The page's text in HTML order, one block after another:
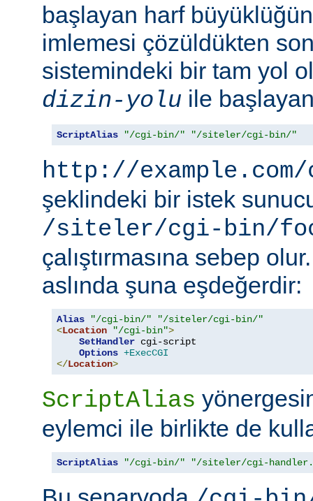
başlayan harf
imlemesi çözüldükten
sistemindeki bir tam yol
dizin-yolu ile
ScriptAlias "/cgi-bin/" "/siteler/cgi-bin/"
http://
şeklindeki bir istek
/siteler/cgi-bin/
çalıştırmasına sebep
aslında şuna eşdeğerdir:
Alias "/cgi-bin/"
"/siteler/cgi-bin/"
<Location "/cgi-bin">
SetHandler cgi-script
Options +ExecCGI
</Location>
ScriptAlias
eylemci ile birlikte de
ScriptAlias "/cgi-bin/" "/siteler/cgi-